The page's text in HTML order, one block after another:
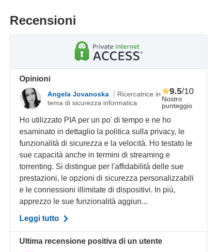
Recensioni
Opinioni
Angela Jovanoska
Ricercatrice in
tema di sicurezza informatica
Nostro
punteggio
9.5/10
Ho utilizzato PIA per un po' di tempo e ne ho
esaminato in dettaglio la politica sulla privacy, le
funzionalità di sicurezza e la velocità. Ho testato le
sue capacità anche in termini di streaming e
torrenting. Si distingue per l'affidabilità delle sue
prestazioni, le opzioni di sicurezza personalizzabili
e le connessioni illimitate di dispositivi. In più,
apprezzo le sue funzionalità aggiun...
Leggi tutto
Ultima recensione positiva di un utente